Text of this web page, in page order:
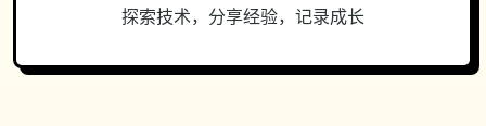
探索技术，分享经验，记录成长